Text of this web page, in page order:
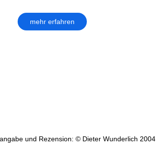
mehr erfahren
und Rezension: © Dieter Wunderlich 2004